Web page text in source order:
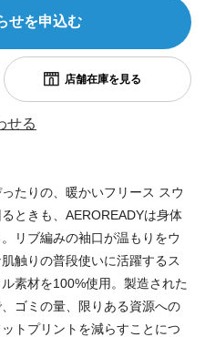
せを申込む
せる
たりの、暖かいフリース スウ
ときも、AEROREADYは身体
リブ編みの袖口が温もりをウ
触りの普段使いに活躍するス
素材を100%使用。製造された
ゴミの量、限りある資源への
トプリントを減らすことにつ